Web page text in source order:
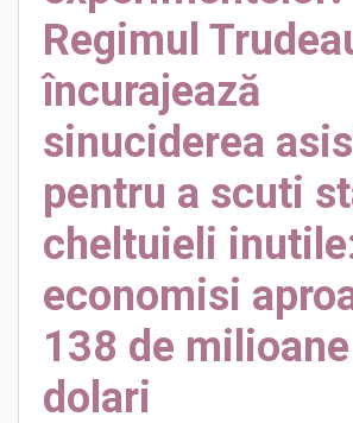
Regimul
încurajează
sinuciderea
pentru a scuti
cheltuieli
economisi
138 de
dolari